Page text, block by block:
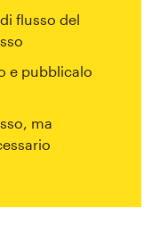
flusso del
e pubblicalo
ma